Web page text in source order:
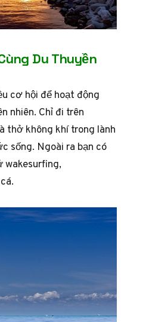
Du Thuyền
cơ hội để hoạt động
nhiên. Chỉ đi trên
thở không khí trong lành
sống. Ngoài ra bạn có